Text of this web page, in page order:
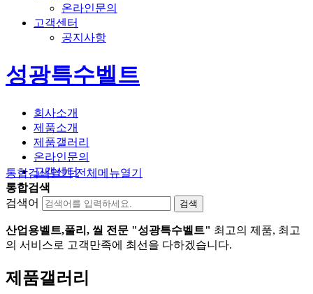
온라인문의
고객센터
공지사항
성광특수벨트
회사소개
제품소개
제품갤러리
온라인문의
고객센터
통합검색열기 전체메뉴열기
통합검색
검색어
산업용벨트,풀리, 씰 전문 "성광특수벨트" 최고의 제품, 최고
의 서비스로 고객만족에 최선을 다하겠습니다.
제품갤러리